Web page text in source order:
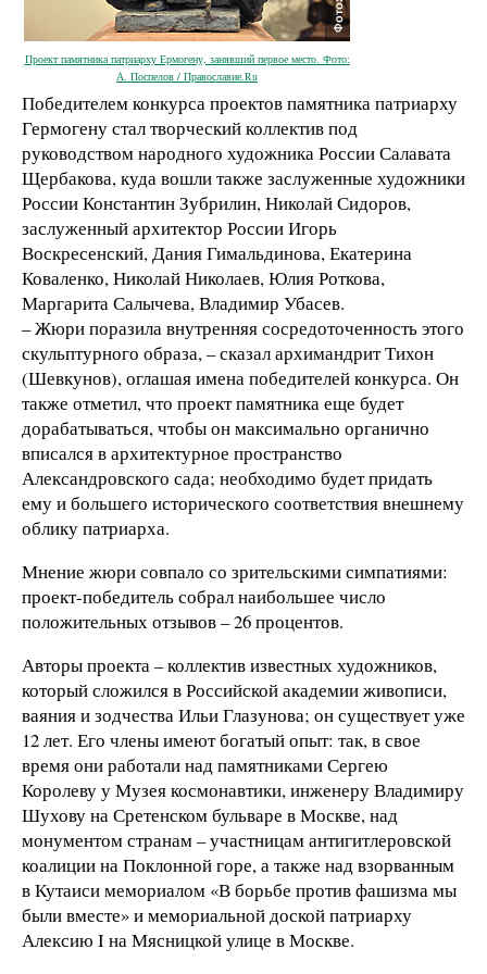
Проект памятника патриарху Ермогену, занявший первое место. Фото:
А. Поспелов / Православие.Ru
Победителем конкурса проектов памятника патриарху
Гермогену стал творческий коллектив под
руководством народного художника России Салавата
Щербакова, куда вошли также заслуженные художники
России Константин Зубрилин, Николай Сидоров,
заслуженный архитектор России Игорь
Воскресенский, Дания Гимальдинова, Екатерина
Коваленко, Николай Николаев, Юлия Роткова,
Маргарита Салычева, Владимир Убасев.
– Жюри поразила внутренняя сосредоточенность этого
скульптурного образа, – сказал архимандрит Тихон
(Шевкунов), оглашая имена победителей конкурса. Он
также отметил, что проект памятника еще будет
дорабатываться, чтобы он максимально органично
вписался в архитектурное пространство
Александровского сада; необходимо будет придать
ему и большего исторического соответствия внешнему
облику патриарха.
Мнение жюри совпало со зрительскими симпатиями:
проект-победитель собрал наибольшее число
положительных отзывов – 26 процентов.
Авторы проекта – коллектив известных художников,
который сложился в Российской академии живописи,
ваяния и зодчества Ильи Глазунова; он существует уже
12 лет. Его члены имеют богатый опыт: так, в свое
время они работали над памятниками Сергею
Королеву у Музея космонавтики, инженеру Владимиру
Шухову на Сретенском бульваре в Москве, над
монументом странам – участницам антигитлеровской
коалиции на Поклонной горе, а также над взорванным
в Кутаиси мемориалом «В борьбе против фашизма мы
были вместе» и мемориальной доской патриарху
Алексию I на Мясницкой улице в Москве.